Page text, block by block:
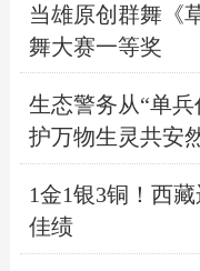
当雄原创群舞《
舞大赛一等奖
生态警务从“单
护万物生灵共安
1金1银3铜！西
佳绩